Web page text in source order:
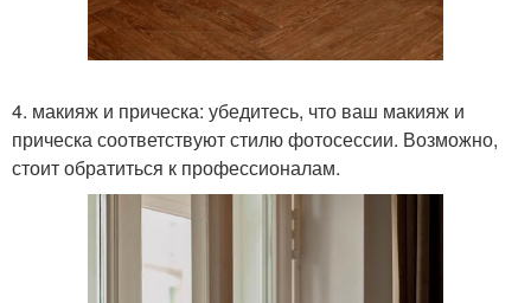
4. макияж и прическа: убедитесь, что ваш макияж и
прическа соответствуют стилю фотосессии. Возможно,
стоит обратиться к профессионалам.